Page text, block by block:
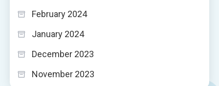
February 2024
January 2024
December 2023
November 2023